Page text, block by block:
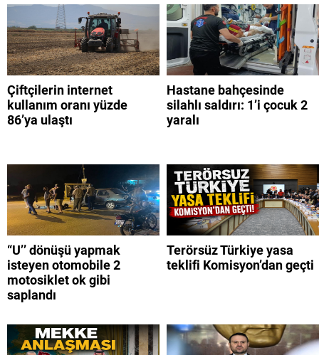
Çiftçilerin internet
kullanım oranı yüzde
86’ya ulaştı
Hastane bahçesinde
silahlı saldırı: 1’i çocuk 2
yaralı
“U’’ dönüşü yapmak
isteyen otomobile 2
motosiklet ok gibi
saplandı
Terörsüz Türkiye yasa
teklifi Komisyon’dan geçti